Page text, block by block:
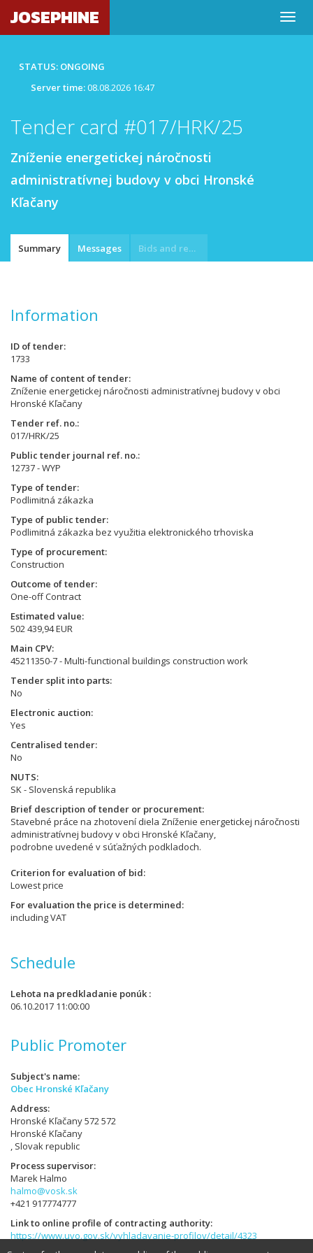
JOSEPHINE
STATUS: ONGOING
Server time:08.08.2026 16:47
Tender card #017/HRK/25
Zníženie energetickej náročnosti
administratívnej budovy v obci Hronské
Kľačany
Summary Messages Bids and requests
Information
ID of tender
1733
Name of content of tender
Zníženie energetickej náročnosti administratívnej budovy v obci
Hronské Kľačany
Tender ref. no.
017/HRK/25
Public tender journal ref. no.
12737 - WYP
Type of tender
Podlimitná zákazka
Type of public tender
Podlimitná zákazka bez využitia elektronického trhoviska
Type of procurement
Construction
Outcome of tender
One-off Contract
Estimated value
502 439,94 EUR
Main CPV
45211350-7 - Multi-functional buildings construction work
Tender split into parts
No
Electronic auction
Yes
Centralised tender
No
NUTS
SK - Slovenská republika
Brief description of tender or procurement
Stavebné práce na zhotovení diela Zníženie energetickej náročnosti
administratívnej budovy v obci Hronské Kľačany,
podrobne uvedené v súťažných podkladoch.
Criterion for evaluation of bid
Lowest price
For evaluation the price is determined
including VAT
Schedule
Lehota na predkladanie ponúk
06.10.2017 11:00:00
Public Promoter
Subject's name
Obec Hronské Kľačany
Address
Hronské Kľačany 572 572
Hronské Kľačany
, Slovak republic
Process supervisor
Marek Halmo
halmo@vosk.sk
+421 917774777
Link to online profile of contracting authority
https://www.uvo.gov.sk/vyhladavanie-profilov/detail/4323